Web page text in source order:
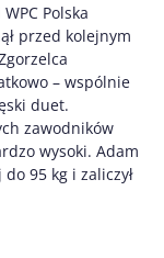
Polska
przed kolejnym
– wspólnie
duet.
zawodników
wysoki. Adam
95 kg i zaliczył